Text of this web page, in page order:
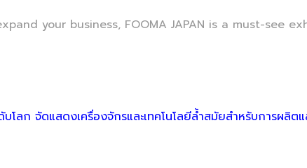
your business, FOOMA JAPAN is a must-see
ลก จัดแสดงเครื่องจักรและเทคโนโลยีล้ำสมัยสำหรับการผลิตแ